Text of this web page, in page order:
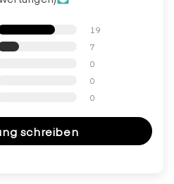
19
7
0
0
0
schreiben